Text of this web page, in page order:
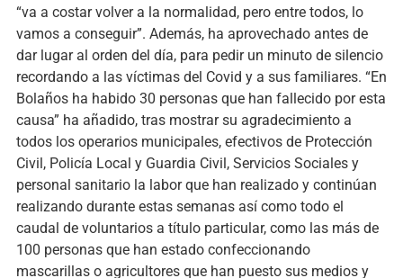
“va a costar volver a la normalidad, pero entre todos, lo
vamos a conseguir”. Además, ha aprovechado antes de
dar lugar al orden del día, para pedir un minuto de silencio
recordando a las víctimas del Covid y a sus familiares. “En
Bolaños ha habido 30 personas que han fallecido por esta
causa” ha añadido, tras mostrar su agradecimiento a
todos los operarios municipales, efectivos de Protección
Civil, Policía Local y Guardia Civil, Servicios Sociales y
personal sanitario la labor que han realizado y continúan
realizando durante estas semanas así como todo el
caudal de voluntarios a título particular, como las más de
100 personas que han estado confeccionando
mascarillas o agricultores que han puesto sus medios y